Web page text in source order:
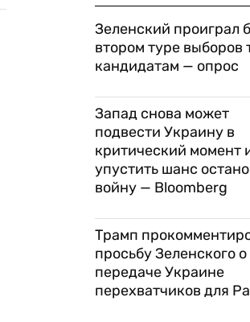
Зеленский проиграл
втором туре выборов
кандидатам — опрос
Запад снова может
подвести Украину в
критический момент
упустить шанс
войну — Bloomberg
Трамп
просьбу Зеленского о
передаче Украине
перехватчиков для